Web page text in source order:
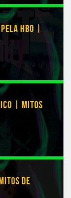
HBO |
| MITOS
DE